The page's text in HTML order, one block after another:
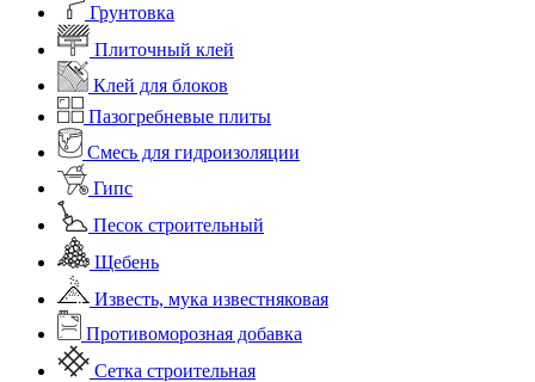
Грунтовка
Плиточный клей
Клей для блоков
Пазогребневые плиты
Смесь для гидроизоляции
Гипс
Песок строительный
Щебень
Известь, мука известняковая
Противоморозная добавка
Сетка строительная